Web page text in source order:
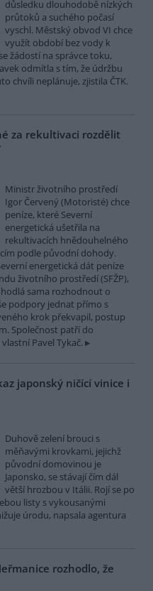
důsledku dlouhodobě nízkých
průtoků a suchého počasí
vyschl. Městský obvod VI chce
využít období bez vody k
žádostí na správce toku,
odmítla s tím, že údržbu
chvíli neplánuje, zjistila ČTK.
za rekultivaci rozdělit
Ministr životního prostředí
Igor Červený (Motoristé) chce
peníze, které Severní
energetická ušetřila na
rekultivacích hnědouhelného
podle původní dohody.
energetická dát peníze
životního prostředí (SFŽP),
sama rozhodnout o
podpory jednat přímo s
krok překvapil, postup
Společnost patří do
Pavel Tykač.
japonský ničící vinice i
Duhově zelení brouci s
měňavými krovkami, jejichž
původní domovinou je
Japonsko, se stávají čím dál
větší hrozbou v Itálii. Rojí se po
listy s vykousanými
úrodu, napsala agentura
rozhodlo, že